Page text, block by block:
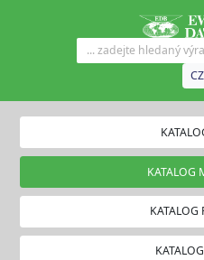
CZ
KATALOG
KATALOG